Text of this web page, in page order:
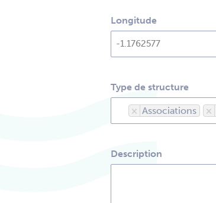
Longitude
Type de structure
× Associations ×
Description